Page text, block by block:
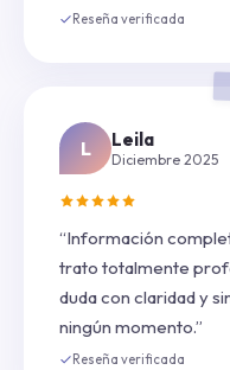
Reseña verificada
L Leila
Diciembre 2025
“Información
trato totalmente
duda con claridad y
ningún momento.”
Reseña verificada